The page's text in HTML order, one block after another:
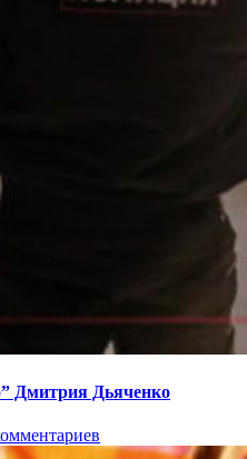
Дмитрия Дьяченко